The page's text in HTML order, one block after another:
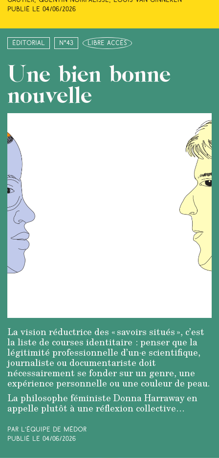
Publié le 04/06/2026
Éditorial N°43 libre accès
Une bien bonne
nouvelle
La vision réductrice des « savoirs situés », c’est
la liste de courses identitaire : penser que la
légitimité professionnelle d’un·e scientifique,
journaliste ou documentariste doit
nécessairement se fonder sur un genre, une
expérience personnelle ou une couleur de peau.
La philosophe féministe Donna Harraway en
appelle plutôt à une réflexion collective…
Par L’équipe de Médor
Publié le 04/06/2026